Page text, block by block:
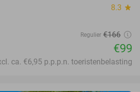
8.3 star
Regulier €166
€99
ca. €6,95 p.p.p.n. toeristenbelasting